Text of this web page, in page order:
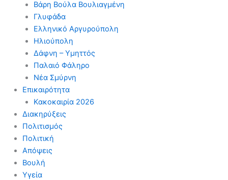
Βάρη Βούλα Βουλιαγμένη
Γλυφάδα
Ελληνικό Αργυρούπολη
Ηλιούπολη
Δάφνη – Υμηττός
Παλαιό Φάληρο
Νέα Σμύρνη
Επικαιρότητα
Κακοκαιρία 2026
Διακηρύξεις
Πολιτισμός
Πολιτική
Απόψεις
Βουλή
Υγεία